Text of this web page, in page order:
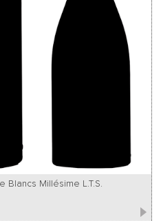
Blancs Millésime L.T.S.